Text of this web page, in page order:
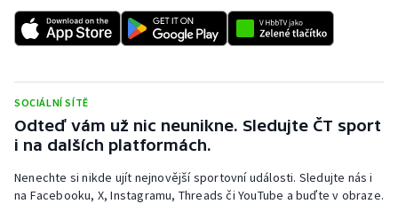
Sportovní střelba
Triatlon
Veslování
Vodní slalom
SOCIÁLNÍ SÍTĚ
Odteď vám už nic neunikne. Sledujte ČT sport
i na dalších platformách.
Nenechte si nikde ujít nejnovější sportovní události. Sledujte nás i
na Facebooku, X, Instagramu, Threads či YouTube a buďte v obraze.